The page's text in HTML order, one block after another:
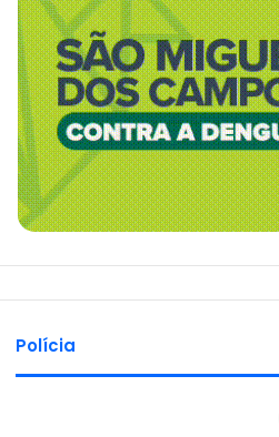
Polícia